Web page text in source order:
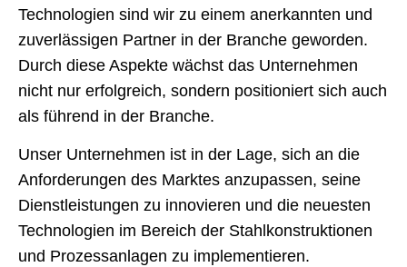
Technologien sind wir zu einem anerkannten und
zuverlässigen Partner in der Branche geworden.
Durch diese Aspekte wächst das Unternehmen
nicht nur erfolgreich, sondern positioniert sich auch
als führend in der Branche.
Unser Unternehmen ist in der Lage, sich an die
Anforderungen des Marktes anzupassen, seine
Dienstleistungen zu innovieren und die neuesten
Technologien im Bereich der Stahlkonstruktionen
und Prozessanlagen zu implementieren.